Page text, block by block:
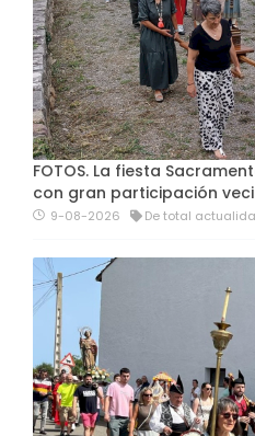
FOTOS. La fiesta
con gran participación
9-08-2026 De total